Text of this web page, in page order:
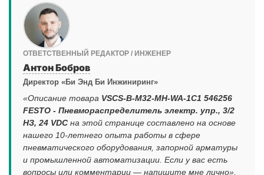
ОТВЕТСТВЕННЫЙ РЕДАКТОР / ИНЖЕНЕР
Антон Бобров
Директор «Би Энд Би Инжиниринг»
«Описание товара VSCS-B-M32-MH-WA-1C1 546256
FESTO - Пневмораспределитель электр. упр., 3/2
НЗ, 24 VDC на этой странице составлено на основе
нашего 10-летнего опыта работы в сфере
пневматического оборудования, запорной арматуры
и промышленной автоматизации. Если у вас есть
вопросы или комментарии — напишите мне лично».